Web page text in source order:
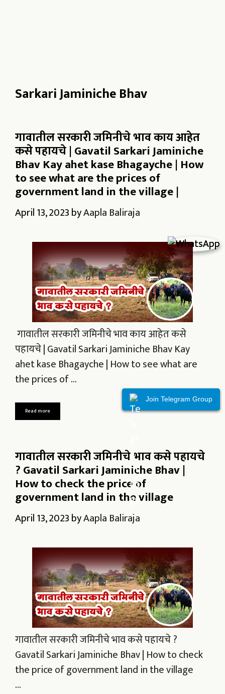
Sarkari Jaminiche Bhav
गावातील सरकारी जमिनीचे भाव काय आहेत
कसे पहायचे | Gavatil Sarkari Jaminiche
Bhav Kay ahet kase Bhagayche | How
to see what are the prices of
government land in the village |
April 13, 2023byAapla Baliraja
गावातील सरकारी जमिनीचे भाव काय आहेत कसे
पहायचे | Gavatil Sarkari Jaminiche Bhav Kay
ahet kase Bhagayche | How to see what are
the prices of …
Read more
Join Telegram Group
गावातील सरकारी जमिनीचे भाव कसे पहायचे
? Gavatil Sarkari Jaminiche Bhav |
How to check the price of
government land in the village
April 13, 2023byAapla Baliraja
गावातील सरकारी जमिनीचे भाव कसे पहायचे ?
Gavatil Sarkari Jaminiche Bhav | How to check
the price of government land in the village
…
Join Telegram Group